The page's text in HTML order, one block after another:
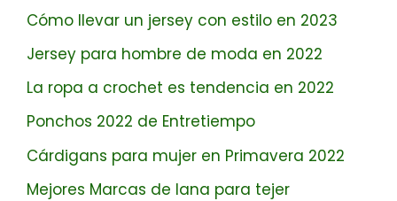
Cómo llevar un jersey con estilo en 2023
Jersey para hombre de moda en 2022
La ropa a crochet es tendencia en 2022
Ponchos 2022 de Entretiempo
Cárdigans para mujer en Primavera 2022
Mejores Marcas de lana para tejer